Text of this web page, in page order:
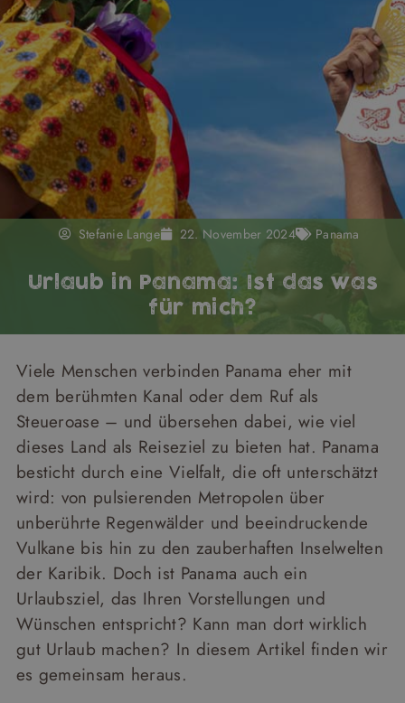
Stefanie Lange 22. November 2024 Panama
Urlaub in Panama: Ist das was
für mich?
Viele Menschen verbinden Panama eher mit
dem berühmten Kanal oder dem Ruf als
Steueroase – und übersehen dabei, wie viel
dieses Land als Reiseziel zu bieten hat. Panama
besticht durch eine Vielfalt, die oft unterschätzt
wird: von pulsierenden Metropolen über
unberührte Regenwälder und beeindruckende
Vulkane bis hin zu den zauberhaften Inselwelten
der Karibik. Doch ist Panama auch ein
Urlaubsziel, das Ihren Vorstellungen und
Wünschen entspricht? Kann man dort wirklich
gut Urlaub machen? In diesem Artikel finden wir
es gemeinsam heraus.